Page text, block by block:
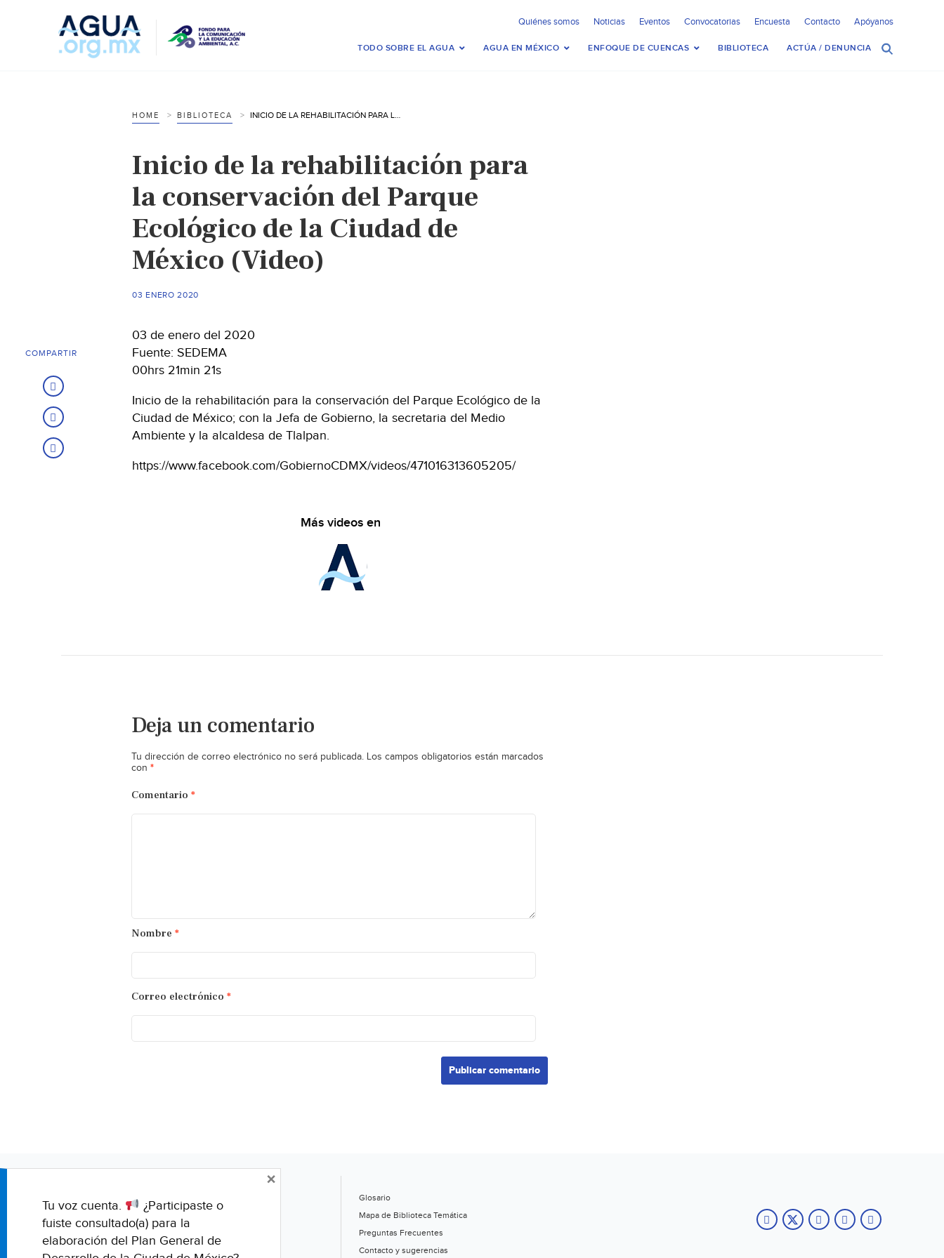
Quiénes somos Noticias Eventos Convocatorias Encuesta Contacto Apóyanos
TODO SOBRE EL AGUA AGUA EN MÉXICO ENFOQUE DE CUENCAS BIBLIOTECA ACTÚA / DENUNCIA
HOME BIBLIOTECA INICIO DE LA REHABILITACIÓN PARA LA CONSERVACIÓN DEL PARQUE ECOLÓGICO DE LA CIUDAD DE MÉXICO (VIDEO)
Inicio de la rehabilitación para
la conservación del Parque
Ecológico de la Ciudad de
México (Video)
03 ENERO 2020
03 de enero del 2020
Fuente: SEDEMA
00hrs 21min 21s
Inicio de la rehabilitación para la conservación del Parque Ecológico de la
Ciudad de México; con la Jefa de Gobierno, la secretaria del Medio
Ambiente y la alcaldesa de Tlalpan.
https://www.facebook.com/GobiernoCDMX/videos/471016313605205/
Más videos en
COMPARTIR
Deja un comentario
Tu dirección de correo electrónico no será publicada. Los campos obligatorios están marcados
con *
Comentario *
Nombre *
Correo electrónico *
Glosario
Mapa de Biblioteca Temática
Preguntas Frecuentes
Contacto y sugerencias
Tu voz cuenta.
¿Participaste o
fuiste consultado(a) para la
elaboración del Plan General de
×